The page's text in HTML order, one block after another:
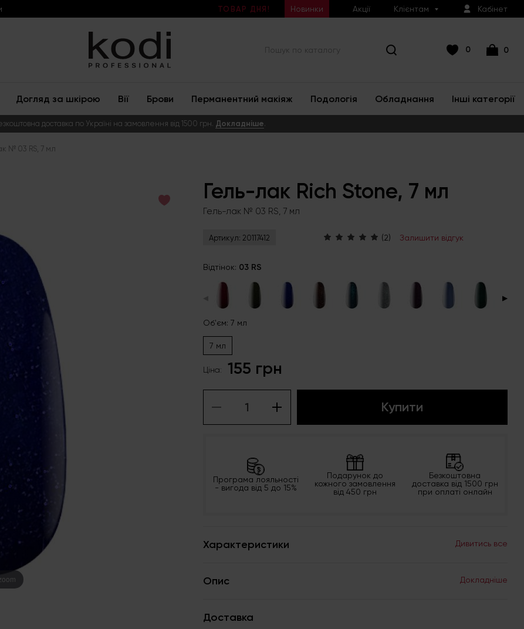
ТОВАР ДНЯ! Новинки Акції Клієнтам Кабінет
0 0
Догляд за шкірою Вії Брови Перманентний макіяж Подологія Обладнання Інші категорії
доставка по Україні на замовлення від 1500 грн. Докладніше.
№ 03 RS, 7 мл
Гель-лак Rich Stone, 7 мл
Гель-лак № 03 RS, 7 мл
Артикул: 20117412 (2) Залишити відгук
Відтінок: 03 RS
▶
Об'єм: 7 мл
7 мл
Ціна: 155 грн
Купити
Програма лояльності
- вигода від 5 до 15%
Подарунок до
кожного замовлення
від 450 грн
Безкоштовна
доставка від 1500 грн
при оплаті онлайн
Характеристики Дивитись все
Опис Докладніше
Доставка